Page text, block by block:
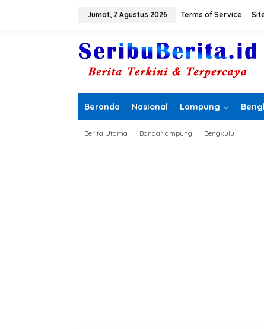
Jumat, 7 Agustus 2026 Terms of Service
Beranda Nasional Lampung
Berita Utama Bandarlampung Bengkulu